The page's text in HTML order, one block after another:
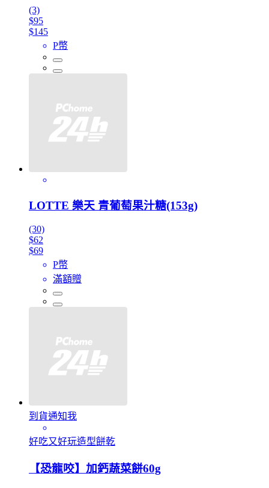
(3)
$95
$145
P幣
LOTTE 樂天 青葡萄果汁糖(153g)
(30)
$62
$69
P幣
滿額贈
到貨通知我
好吃又好玩造型餅乾
【恐龍咬】加鈣蔬菜餅60g